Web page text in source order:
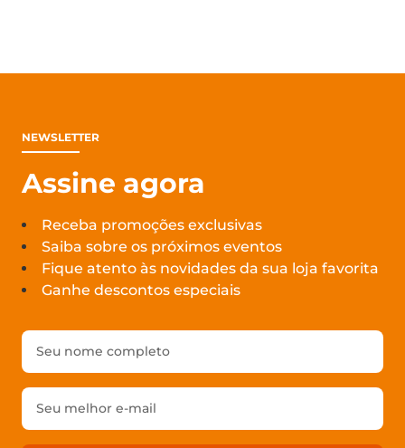
NEWSLETTER
Assine agora
Receba promoções exclusivas
Saiba sobre os próximos eventos
Fique atento às novidades da sua loja favorita
Ganhe descontos especiais